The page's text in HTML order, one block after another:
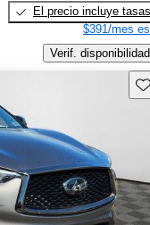
El precio incluye tasas
$391/mes
Verif. disponibilidad